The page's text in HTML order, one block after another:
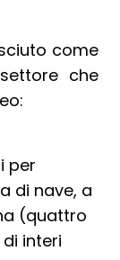
come
che
per
di nave, a
(quattro
interi